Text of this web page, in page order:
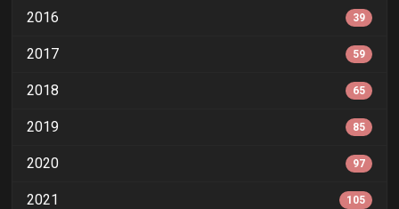
2016 39
2017 59
2018 65
2019 85
2020 97
2021 105